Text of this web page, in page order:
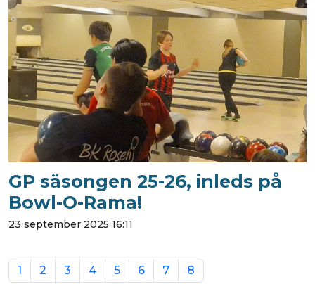
GP säsongen 25-26, inleds på
Bowl-O-Rama!
23 september 2025 16:11
1 2 3 4 5 6 7 8